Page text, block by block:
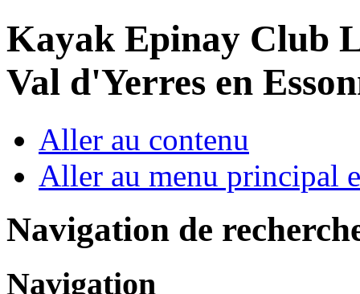
Kayak Epinay Club
Val d'Yerres en
Aller au contenu
Aller au menu principal
Navigation de
Navigation